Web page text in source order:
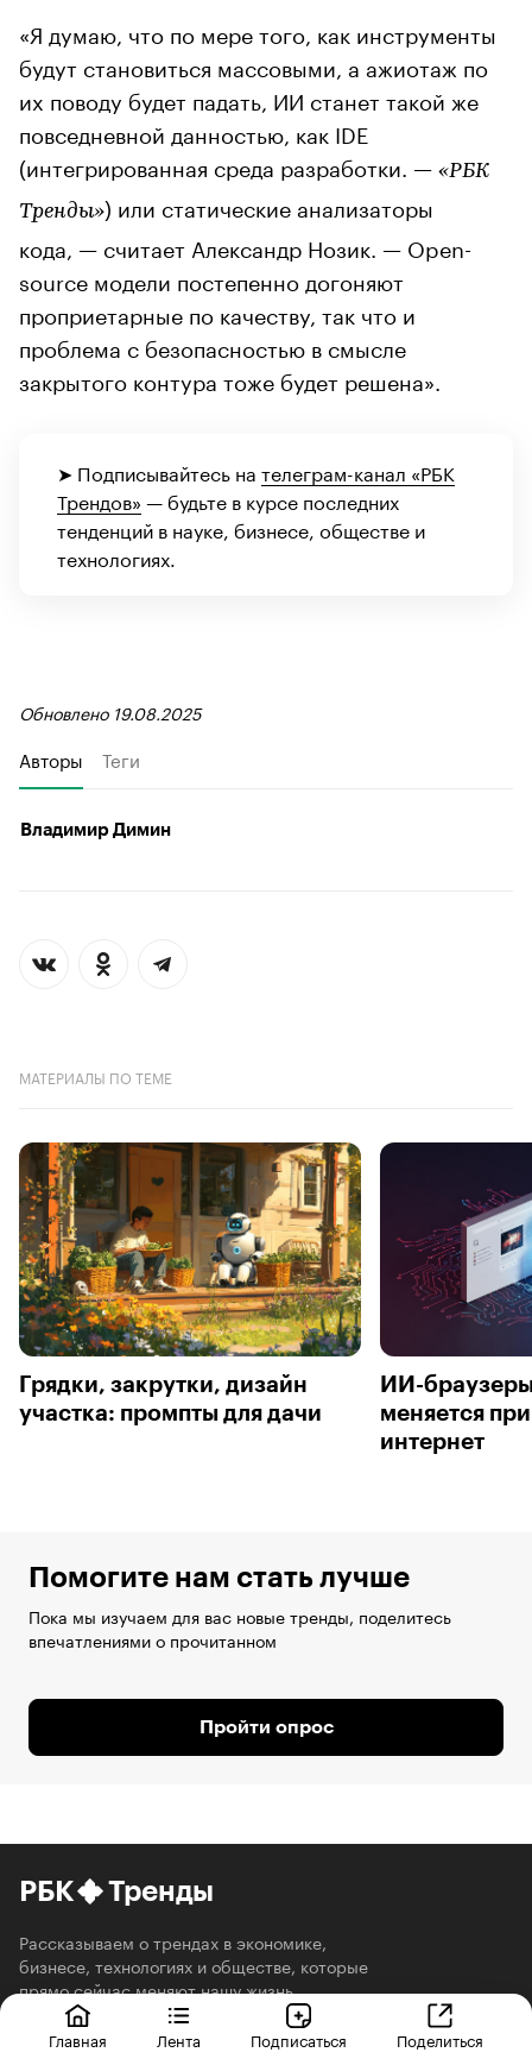
«Я думаю, что по мере того, как инструменты
будут становиться массовыми, а ажиотаж по
их поводу будет падать, ИИ станет такой же
повседневной данностью, как IDE
(интегрированная среда разработки. — «РБК
Тренды») или статические анализаторы
кода, — считает Александр Нозик. — Open-
source модели постепенно догоняют
проприетарные по качеству, так что и
проблема с безопасностью в смысле
закрытого контура тоже будет решена».
➤ Подписывайтесь на телеграм-канал «РБК
Трендов» — будьте в курсе последних
тенденций в науке, бизнесе, обществе и
технологиях.
Обновлено 19.08.2025
Авторы Теги
Владимир Димин
МАТЕРИАЛЫ ПО ТЕМЕ
Грядки, закрутки, дизайн
участка: промпты для дачи
ИИ-
меняется
интернет
Помогите нам стать лучше
Пока мы изучаем для вас новые тренды, поделитесь
впечатлениями о прочитанном
Пройти опрос
РБК Тренды
Рассказываем о трендах в экономике,
бизнесе, технологиях и обществе, которые
прямо сейчас меняют нашу жизнь
О проекте
Главная Лента Подписаться Поделиться